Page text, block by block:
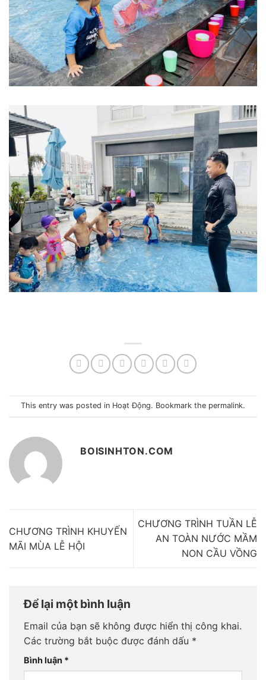
This entry was posted in Hoạt Động. Bookmark the permalink.
BOISINHTON.COM
CHƯƠNG TRÌNH KHUYẾN
MÃI MÙA LỄ HỘI
CHƯƠNG TRÌNH TUẦN LỄ
AN TOÀN NƯỚC MẦM
NON CẦU VỒNG
Để lại một bình luận
Email của bạn sẽ không được hiển thị công khai.
Các trường bắt buộc được đánh dấu *
Bình luận *